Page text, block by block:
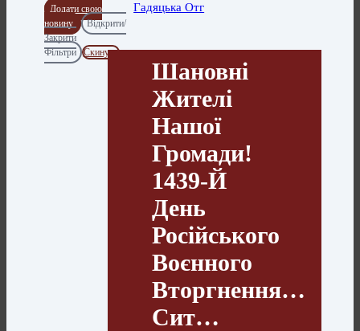
Додати свою
новину
Відкрити/
Закрити
Фільтри
Скинути
Гадяцька Отг
Шановні
Жителі
Нашої
Громади!
1439-Й
День
Російського
Воєнного
Вторгнення…
Сит…